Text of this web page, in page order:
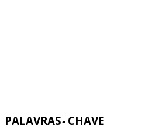
PALAVRAS-CHAVE